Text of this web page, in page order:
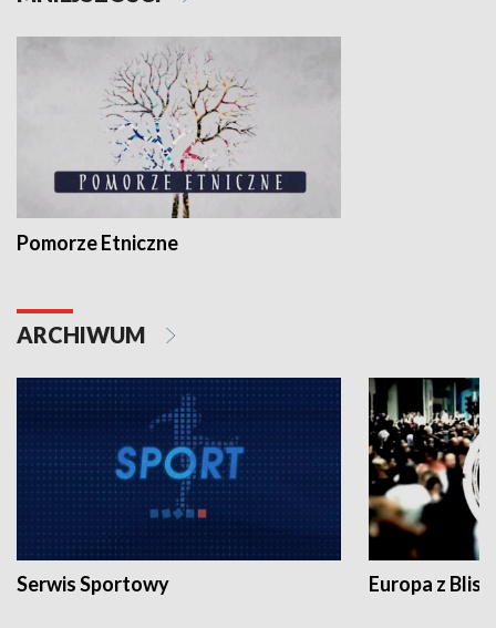
Pomorze Etniczne
ARCHIWUM
Serwis Sportowy Europa z